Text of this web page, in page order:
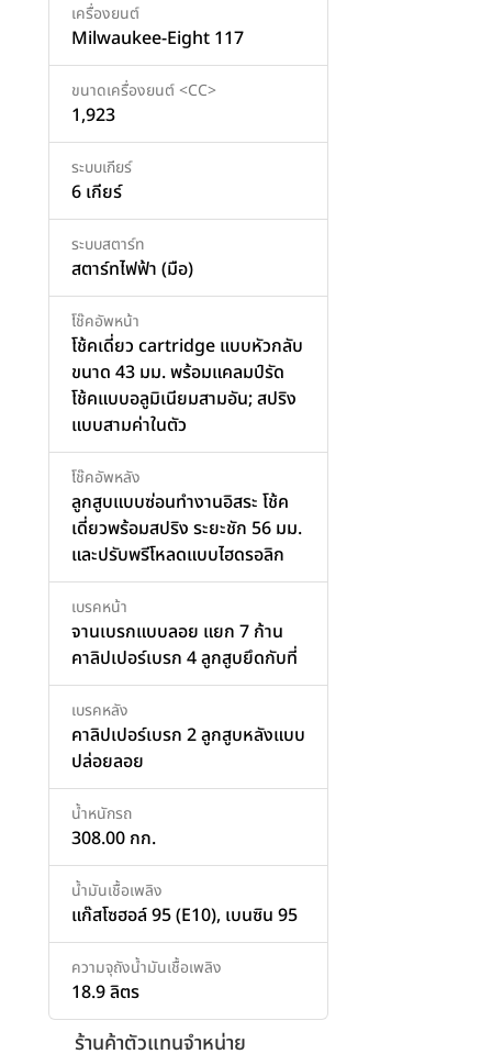
เครื่องยนต์
Milwaukee-Eight 117
ขนาดเครื่องยนต์ <CC>
1,923
ระบบเกียร์
6 เกียร์
ระบบสตาร์ท
สตาร์ทไฟฟ้า (มือ)
โช๊คอัพหน้า
โช้คเดี่ยว cartridge แบบหัวกลับ
ขนาด 43 มม. พร้อมแคลมป์รัด
โช้คแบบอลูมิเนียมสามอัน; สปริง
แบบสามค่าในตัว
โช๊คอัพหลัง
ลูกสูบแบบซ่อนทำงานอิสระ โช้ค
เดี่ยวพร้อมสปริง ระยะชัก 56 มม.
และปรับพรีโหลดแบบไฮดรอลิก
เบรคหน้า
จานเบรกแบบลอย แยก 7 ก้าน
คาลิปเปอร์เบรก 4 ลูกสูบยึดกับที่
เบรคหลัง
คาลิปเปอร์เบรก 2 ลูกสูบหลังแบบ
ปล่อยลอย
น้ำหนักรถ
308.00 กก.
น้ำมันเชื้อเพลิง
แก๊สโซฮอล์ 95 (E10), เบนซิน 95
ความจุถังน้ำมันเชื้อเพลิง
18.9 ลิตร
ร้านค้าตัวแทนจำหน่าย